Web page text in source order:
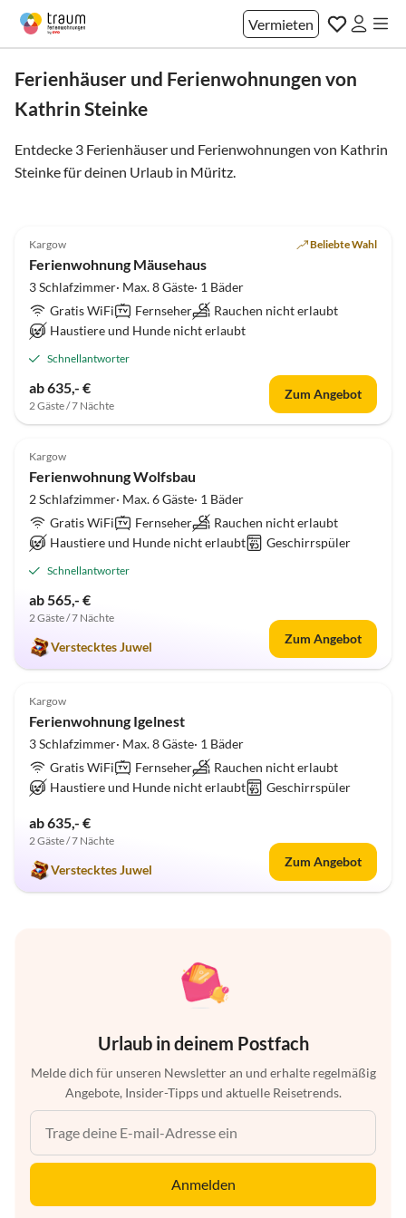
Vermieten
Ferienhäuser und Ferienwohnungen von
Kathrin Steinke
Entdecke 3 Ferienhäuser und Ferienwohnungen von Kathrin
Steinke für deinen Urlaub in Müritz.
Kargow Beliebte Wahl
Ferienwohnung Mäusehaus
3 Schlafzimmer· Max. 8 Gäste· 1 Bäder
Gratis WiFi
Fernseher
Rauchen nicht erlaubt
Haustiere und Hunde nicht erlaubt
Schnellantworter
ab 635,- €
2 Gäste / 7 Nächte
Zum Angebot
4.8 (3)
Kargow
Ferienwohnung Wolfsbau
2 Schlafzimmer· Max. 6 Gäste· 1 Bäder
Gratis WiFi
Fernseher
Rauchen nicht erlaubt
Haustiere und Hunde nicht erlaubt
Geschirrspüler
Schnellantworter
ab 565,- €
2 Gäste / 7 Nächte
Verstecktes Juwel
Zum Angebot
5.0 (2)
Kargow
Ferienwohnung Igelnest
3 Schlafzimmer· Max. 8 Gäste· 1 Bäder
Gratis WiFi
Fernseher
Rauchen nicht erlaubt
Haustiere und Hunde nicht erlaubt
Geschirrspüler
ab 635,- €
2 Gäste / 7 Nächte
Verstecktes Juwel
Zum Angebot
Urlaub in deinem Postfach
Melde dich für unseren Newsletter an und erhalte regelmäßig
Angebote, Insider-Tipps und aktuelle Reisetrends.
Anmelden